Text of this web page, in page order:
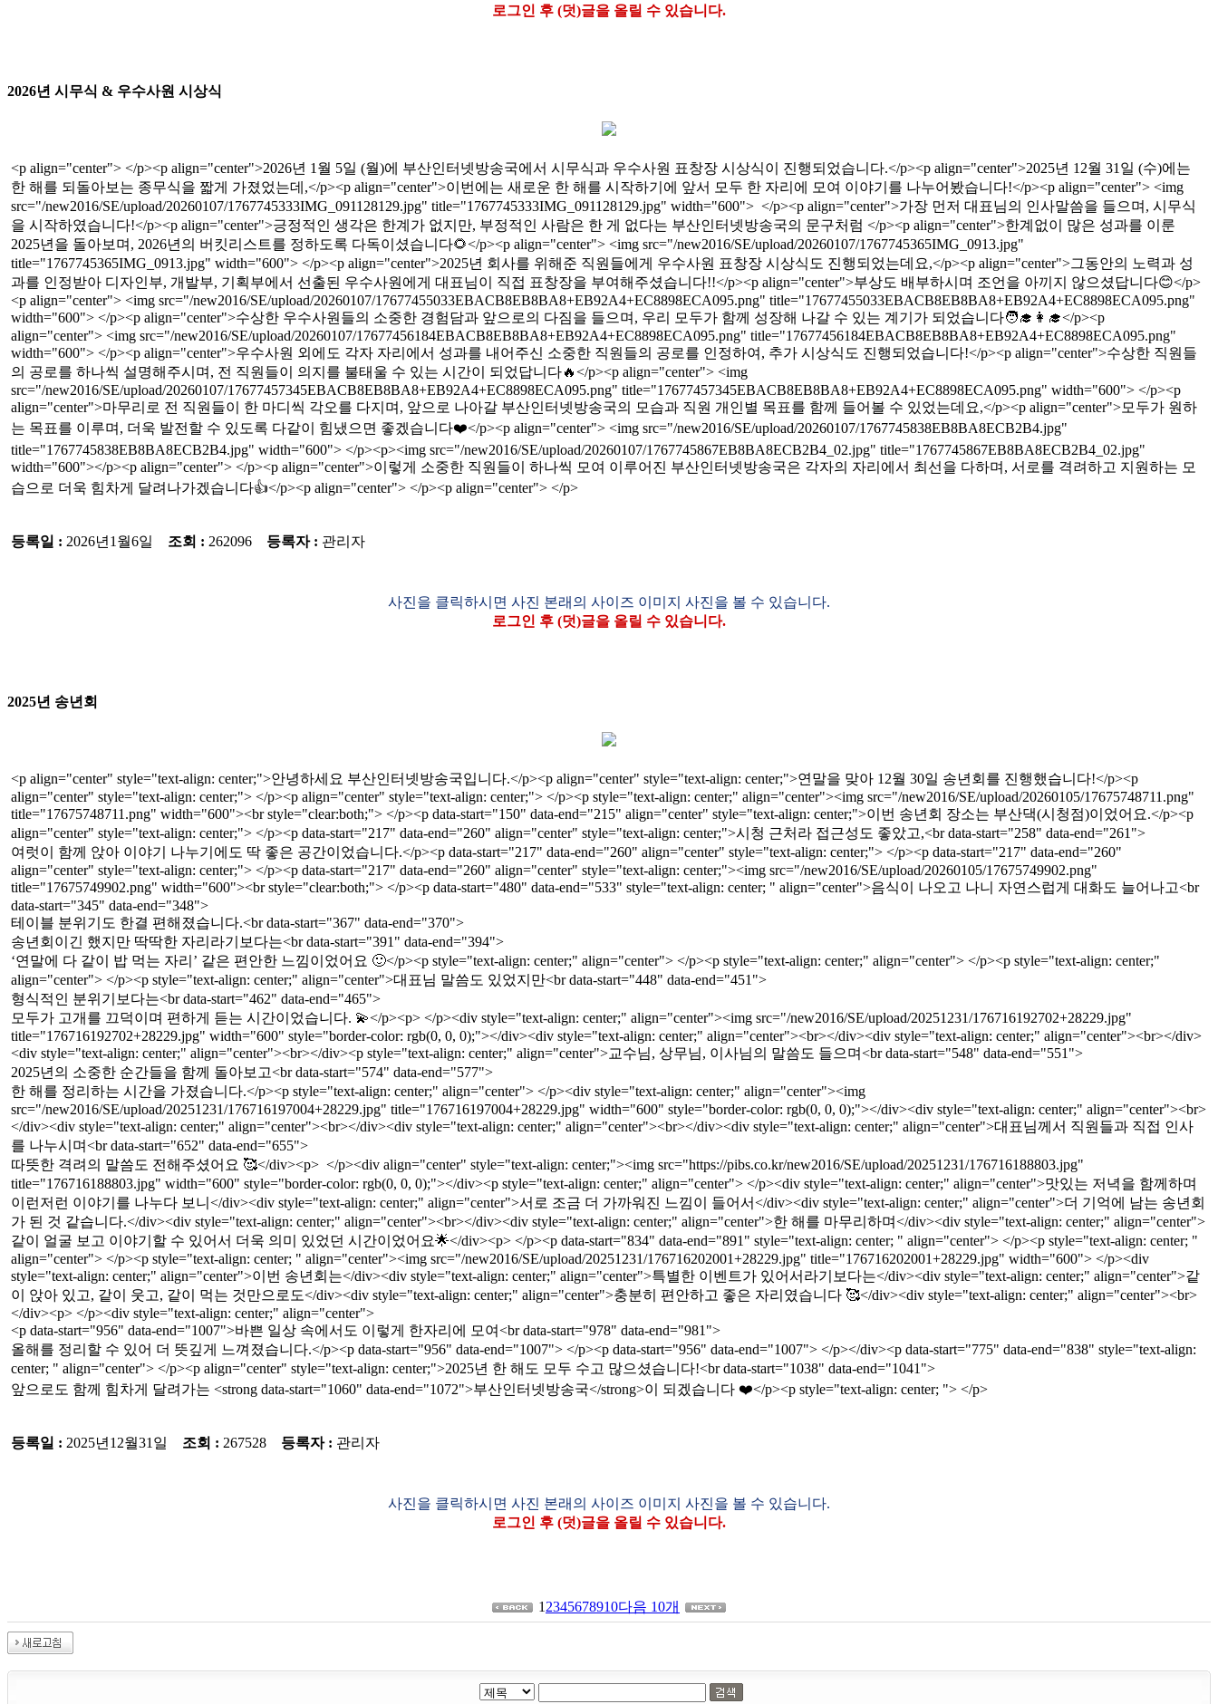
로그인 후 (덧)글을 올릴 수 있습니다.
2026년 시무식 & 우수사원 시상식
<p align="center"> </p><p align="center">2026년 1월 5일 (월)에 부산인터넷방송국에서 시무식과 우수사원 표창장 시상식이 진행되었습니다.</p><p align="center">2025년 12월 31일 (수)에는
한 해를 되돌아보는 종무식을 짧게 가졌었는데,</p><p align="center">이번에는 새로운 한 해를 시작하기에 앞서 모두 한 자리에 모여 이야기를 나누어봤습니다!</p><p align="center"> <img
src="/new2016/SE/upload/20260107/1767745333IMG_091128129.jpg" title="1767745333IMG_091128129.jpg" width="600"> </p><p align="center">가장 먼저 대표님의 인사말씀을 들으며, 시무식
을 시작하였습니다!</p><p align="center">긍정적인 생각은 한계가 없지만, 부정적인 사람은 한 게 없다는 부산인터넷방송국의 문구처럼 </p><p align="center">한계없이 많은 성과를 이룬
2025년을 돌아보며, 2026년의 버킷리스트를 정하도록 다독이셨습니다🌻</p><p align="center"> <img src="/new2016/SE/upload/20260107/1767745365IMG_0913.jpg"
title="1767745365IMG_0913.jpg" width="600"> </p><p align="center">2025년 회사를 위해준 직원들에게 우수사원 표창장 시상식도 진행되었는데요,</p><p align="center">그동안의 노력과 성
과를 인정받아 디자인부, 개발부, 기획부에서 선출된 우수사원에게 대표님이 직접 표창장을 부여해주셨습니다!!</p><p align="center">부상도 배부하시며 조언을 아끼지 않으셨답니다😊</p>
<p align="center"> <img src="/new2016/SE/upload/20260107/17677455033EBACB8EB8BA8+EB92A4+EC8898ECA095.png" title="17677455033EBACB8EB8BA8+EB92A4+EC8898ECA095.png"
width="600"> </p><p align="center">수상한 우수사원들의 소중한 경험담과 앞으로의 다짐을 들으며, 우리 모두가 함께 성장해 나갈 수 있는 계기가 되었습니다🧑‍🎓👩‍🎓</p><p
align="center"> <img src="/new2016/SE/upload/20260107/17677456184EBACB8EB8BA8+EB92A4+EC8898ECA095.png" title="17677456184EBACB8EB8BA8+EB92A4+EC8898ECA095.png"
width="600"> </p><p align="center">우수사원 외에도 각자 자리에서 성과를 내어주신 소중한 직원들의 공로를 인정하여, 추가 시상식도 진행되었습니다!</p><p align="center">수상한 직원들
의 공로를 하나씩 설명해주시며, 전 직원들이 의지를 불태울 수 있는 시간이 되었답니다🔥</p><p align="center"> <img
src="/new2016/SE/upload/20260107/17677457345EBACB8EB8BA8+EB92A4+EC8898ECA095.png" title="17677457345EBACB8EB8BA8+EB92A4+EC8898ECA095.png" width="600"> </p><p
align="center">마무리로 전 직원들이 한 마디씩 각오를 다지며, 앞으로 나아갈 부산인터넷방송국의 모습과 직원 개인별 목표를 함께 들어볼 수 있었는데요,</p><p align="center">모두가 원하
는 목표를 이루며, 더욱 발전할 수 있도록 다같이 힘냈으면 좋겠습니다❤️</p><p align="center"> <img src="/new2016/SE/upload/20260107/1767745838EB8BA8ECB2B4.jpg"
title="1767745838EB8BA8ECB2B4.jpg" width="600"> </p><p><img src="/new2016/SE/upload/20260107/1767745867EB8BA8ECB2B4_02.jpg" title="1767745867EB8BA8ECB2B4_02.jpg"
width="600"></p><p align="center"> </p><p align="center">이렇게 소중한 직원들이 하나씩 모여 이루어진 부산인터넷방송국은 각자의 자리에서 최선을 다하며, 서로를 격려하고 지원하는 모
습으로 더욱 힘차게 달려나가겠습니다👍</p><p align="center"> </p><p align="center"> </p>
등록일 : 2026년1월6일 조회 : 262096 등록자 : 관리자
사진을 클릭하시면 사진 본래의 사이즈 이미지 사진을 볼 수 있습니다.
로그인 후 (덧)글을 올릴 수 있습니다.
2025년 송년회
<p align="center" style="text-align: center;">안녕하세요 부산인터넷방송국입니다.</p><p align="center" style="text-align: center;">연말을 맞아 12월 30일 송년회를 진행했습니다!</p><p
align="center" style="text-align: center;"> </p><p align="center" style="text-align: center;"> </p><p style="text-align: center;" align="center"><img src="/new2016/SE/upload/20260105/17675748711.png"
title="17675748711.png" width="600"><br style="clear:both;"> </p><p data-start="150" data-end="215" align="center" style="text-align: center;">이번 송년회 장소는 부산댁(시청점)이었어요.</p><p
align="center" style="text-align: center;"> </p><p data-start="217" data-end="260" align="center" style="text-align: center;">시청 근처라 접근성도 좋았고,<br data-start="258" data-end="261">
여럿이 함께 앉아 이야기 나누기에도 딱 좋은 공간이었습니다.</p><p data-start="217" data-end="260" align="center" style="text-align: center;"> </p><p data-start="217" data-end="260"
align="center" style="text-align: center;"> </p><p data-start="217" data-end="260" align="center" style="text-align: center;"><img src="/new2016/SE/upload/20260105/17675749902.png"
title="17675749902.png" width="600"><br style="clear:both;"> </p><p data-start="480" data-end="533" style="text-align: center; " align="center">음식이 나오고 나니 자연스럽게 대화도 늘어나고<br
data-start="345" data-end="348">
테이블 분위기도 한결 편해졌습니다.<br data-start="367" data-end="370">
송년회이긴 했지만 딱딱한 자리라기보다는<br data-start="391" data-end="394">
‘연말에 다 같이 밥 먹는 자리’ 같은 편안한 느낌이었어요 🙂</p><p style="text-align: center;" align="center"> </p><p style="text-align: center;" align="center"> </p><p style="text-align: center;"
align="center"> </p><p style="text-align: center;" align="center">대표님 말씀도 있었지만<br data-start="448" data-end="451">
형식적인 분위기보다는<br data-start="462" data-end="465">
모두가 고개를 끄덕이며 편하게 듣는 시간이었습니다. 💫</p><p> </p><div style="text-align: center;" align="center"><img src="/new2016/SE/upload/20251231/176716192702+28229.jpg"
title="176716192702+28229.jpg" width="600" style="border-color: rgb(0, 0, 0);"></div><div style="text-align: center;" align="center"><br></div><div style="text-align: center;" align="center"><br></div>
<div style="text-align: center;" align="center"><br></div><p style="text-align: center;" align="center">교수님, 상무님, 이사님의 말씀도 들으며<br data-start="548" data-end="551">
2025년의 소중한 순간들을 함께 돌아보고<br data-start="574" data-end="577">
한 해를 정리하는 시간을 가졌습니다.</p><p style="text-align: center;" align="center"> </p><div style="text-align: center;" align="center"><img
src="/new2016/SE/upload/20251231/176716197004+28229.jpg" title="176716197004+28229.jpg" width="600" style="border-color: rgb(0, 0, 0);"></div><div style="text-align: center;" align="center"><br>
</div><div style="text-align: center;" align="center"><br></div><div style="text-align: center;" align="center"><br></div><div style="text-align: center;" align="center">대표님께서 직원들과 직접 인사
를 나누시며<br data-start="652" data-end="655">
따뜻한 격려의 말씀도 전해주셨어요 🥰</div><p> </p><div align="center" style="text-align: center;"><img src="https://pibs.co.kr/new2016/SE/upload/20251231/176716188803.jpg"
title="176716188803.jpg" width="600" style="border-color: rgb(0, 0, 0);"></div><p style="text-align: center;" align="center"> </p><div style="text-align: center;" align="center">맛있는 저녁을 함께하며
이런저런 이야기를 나누다 보니</div><div style="text-align: center;" align="center">서로 조금 더 가까워진 느낌이 들어서</div><div style="text-align: center;" align="center">더 기억에 남는 송년회
가 된 것 같습니다.</div><div style="text-align: center;" align="center"><br></div><div style="text-align: center;" align="center">한 해를 마무리하며</div><div style="text-align: center;" align="center">
같이 얼굴 보고 이야기할 수 있어서 더욱 의미 있었던 시간이었어요🌟</div><p> </p><p data-start="834" data-end="891" style="text-align: center; " align="center"> </p><p style="text-align: center; "
align="center"> </p><p style="text-align: center; " align="center"><img src="/new2016/SE/upload/20251231/176716202001+28229.jpg" title="176716202001+28229.jpg" width="600"> </p><div
style="text-align: center;" align="center">이번 송년회는</div><div style="text-align: center;" align="center">특별한 이벤트가 있어서라기보다는</div><div style="text-align: center;" align="center">같
이 앉아 있고, 같이 웃고, 같이 먹는 것만으로도</div><div style="text-align: center;" align="center">충분히 편안하고 좋은 자리였습니다 🥰</div><div style="text-align: center;" align="center"><br>
</div><p> </p><div style="text-align: center;" align="center">
<p data-start="956" data-end="1007">바쁜 일상 속에서도 이렇게 한자리에 모여<br data-start="978" data-end="981">
올해를 정리할 수 있어 더 뜻깊게 느껴졌습니다.</p><p data-start="956" data-end="1007"> </p><p data-start="956" data-end="1007"> </p></div><p data-start="775" data-end="838" style="text-align:
center; " align="center"> </p><p align="center" style="text-align: center;">2025년 한 해도 모두 수고 많으셨습니다!<br data-start="1038" data-end="1041">
앞으로도 함께 힘차게 달려가는 <strong data-start="1060" data-end="1072">부산인터넷방송국</strong>이 되겠습니다 ❤️</p><p style="text-align: center; "> </p>
등록일 : 2025년12월31일 조회 : 267528 등록자 : 관리자
사진을 클릭하시면 사진 본래의 사이즈 이미지 사진을 볼 수 있습니다.
로그인 후 (덧)글을 올릴 수 있습니다.
1 2345678910다음 10개